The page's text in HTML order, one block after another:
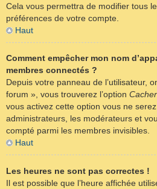
Cela vous permettra de modifier tous
préférences de votre compte.
Haut
Comment empêcher mon nom
membres connectés ?
Depuis votre panneau de l’utilisateur,
forum », vous trouverez l’option
vous activez cette option vous ne
administrateurs, les modérateurs et
compté parmi les membres invisibles.
Haut
Les heures ne sont pas correctes !
Il est possible que l’heure affichée